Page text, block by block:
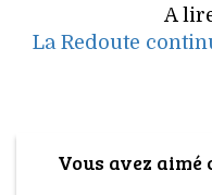
A
La Redoute
Vous avez aimé